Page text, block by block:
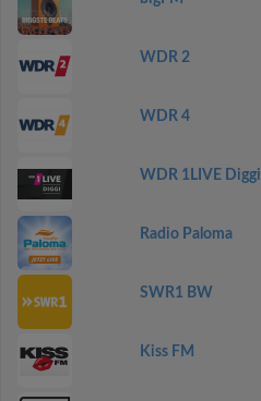
WDR 2
WDR 4
WDR 1LIVE Diggi
Radio Paloma
SWR1 BW
Kiss FM